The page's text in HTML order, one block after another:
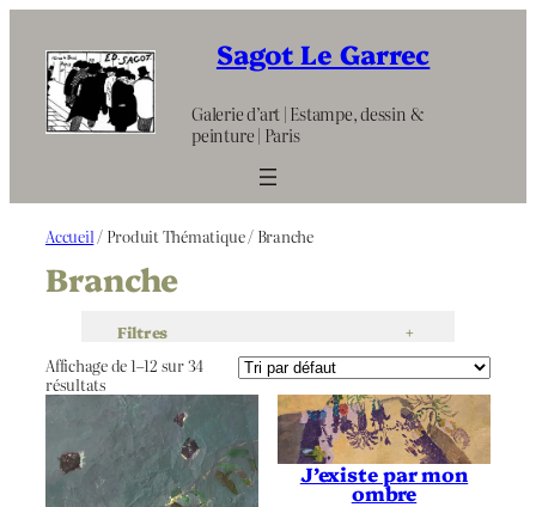
contenu
Sagot Le Garrec
Galerie d’art | Estampe, dessin &
peinture | Paris
Accueil / Produit Thématique / Branche
Branche
Filtres +
Affichage de 1–12 sur 34
résultats
J’existe par mon
ombre